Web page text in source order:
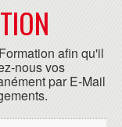
afin qu'il
nous vos
par E-Mail